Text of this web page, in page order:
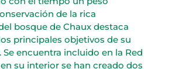
de la rica
bosque de Chaux destaca
principales objetivos de su
encuentra incluido en la Red
su interior se han creado dos